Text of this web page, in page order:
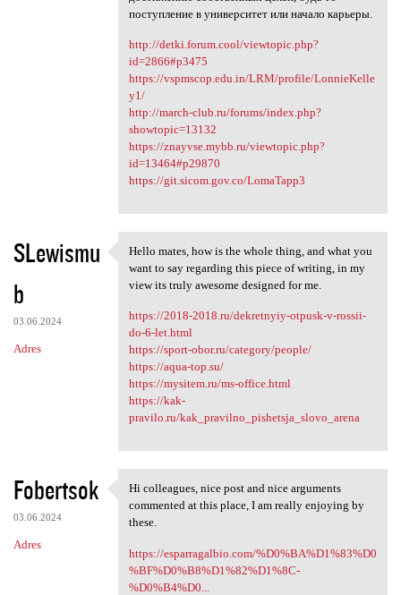
поступление в университет или начало карьеры.
http://detki.forum.cool/viewtopic.php?
id=2866#p3475
https://vspmscop.edu.in/LRM/profile/LonnieKelle
y1/
http://march-club.ru/forums/index.php?
showtopic=13132
https://znayvse.mybb.ru/viewtopic.php?
id=13464#p29870
https://git.sicom.gov.co/LomaTapp3
SLewismu
b
03.06.2024
Adres
Hello mates, how is the whole
Hello mates, how is the whole thing, and what you
want to say regarding this piece of writing, in my
view its truly awesome designed for me.
https://2018-2018.ru/dekretnyiy-otpusk-v-rossii-
do-6-let.html
https://sport-obor.ru/category/people/
https://aqua-top.su/
https://mysitem.ru/ms-office.html
https://kak-
pravilo.ru/kak_pravilno_pishetsja_slovo_arena
Fobertsok
03.06.2024
Adres
Hi colleagues, nice post and
Hi colleagues, nice post and nice arguments
commented at this place, I am really enjoying by
these.
https://esparragalbio.com/%D0%BA%D1%83%D0
%BF%D0%B8%D1%82%D1%8C-
%D0%B4%D0...